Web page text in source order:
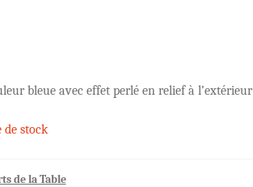
bleue avec effet perlé en relief à l’extérieur
de stock
de la Table